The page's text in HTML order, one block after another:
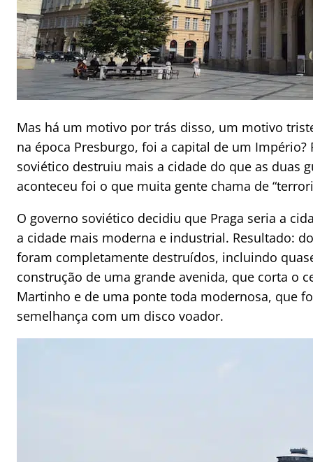
Mas há um motivo por trás disso, um motivo
na época Presburgo, foi a capital de um
soviético destruiu mais a cidade do que as duas
aconteceu foi o que muita gente chama de
O governo soviético decidiu que Praga seria a
a cidade mais moderna e industrial. Resultado:
foram completamente destruídos, incluindo
construção de uma grande avenida, que corta o
Martinho e de uma ponte toda modernosa, que
semelhança com um disco voador.